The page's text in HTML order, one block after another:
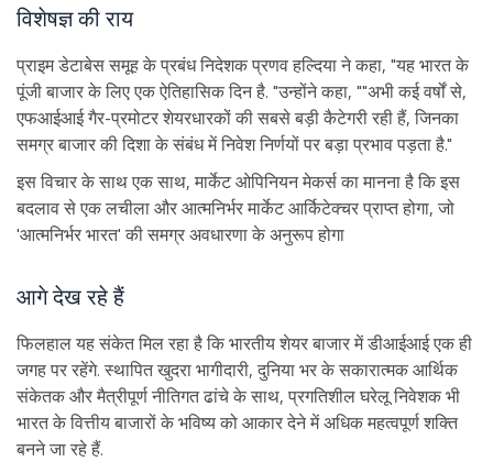
विशेषज्ञ की राय
प्राइम डेटाबेस समूह के प्रबंध निदेशक प्रणव हल्दिया ने कहा, "यह भारत के
पूंजी बाजार के लिए एक ऐतिहासिक दिन है. "उन्होंने कहा, ""अभी कई वर्षों से,
एफआईआई गैर-प्रमोटर शेयरधारकों की सबसे बड़ी कैटेगरी रही हैं, जिनका
समग्र बाजार की दिशा के संबंध में निवेश निर्णयों पर बड़ा प्रभाव पड़ता है."
इस विचार के साथ एक साथ, मार्केट ओपिनियन मेकर्स का मानना है कि इस
बदलाव से एक लचीला और आत्मनिर्भर मार्केट आर्किटेक्चर प्राप्त होगा, जो
'आत्मनिर्भर भारत' की समग्र अवधारणा के अनुरूप होगा
आगे देख रहे हैं
फिलहाल यह संकेत मिल रहा है कि भारतीय शेयर बाजार में डीआईआई एक ही
जगह पर रहेंगे. स्थापित खुदरा भागीदारी, दुनिया भर के सकारात्मक आर्थिक
संकेतक और मैत्रीपूर्ण नीतिगत ढांचे के साथ, प्रगतिशील घरेलू निवेशक भी
भारत के वित्तीय बाजारों के भविष्य को आकार देने में अधिक महत्वपूर्ण शक्ति
बनने जा रहे हैं.